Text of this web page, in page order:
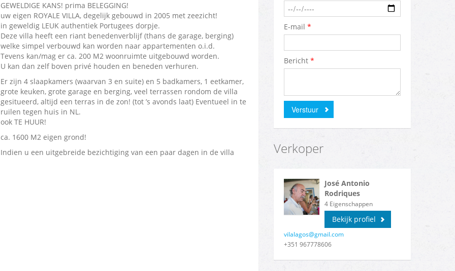
GEWELDIGE KANS! prima BELEGGING!
uw eigen ROYALE VILLA, degelijk gebouwd in 2005 met zeezicht!
in geweldig LEUK authentiek Portugees dorpje.
Deze villa heeft een riant benedenverblijf (thans de garage, berging)
welke simpel verbouwd kan worden naar appartementen o.i.d.
Tevens kan/mag er ca. 200 M2 woonruimte uitgebouwd worden.
U kan dan zelf boven privé houden en beneden verhuren.
Er zijn 4 slaapkamers (waarvan 3 en suite) en 5 badkamers, 1 eetkamer,
grote keuken, grote garage en berging, veel terrassen rondom de villa
gesitueerd, altijd een terras in de zon! (tot ’s avonds laat) Eventueel in te
ruilen tegen huis in NL.
ook TE HUUR!
ca. 1600 M2 eigen grond!
Indien u een uitgebreide bezichtiging van een paar dagen in de villa
E-mail *
Bericht *
Verstuur
Verkoper
José Antonio
Rodriques
4 Eigenschappen
Bekijk profiel
vilalagos@gmail.com
+351 967778606